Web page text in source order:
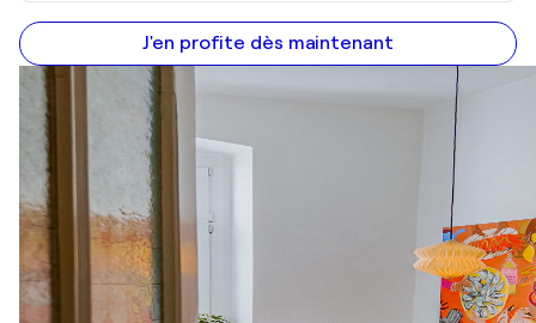
J'en profite dès maintenant